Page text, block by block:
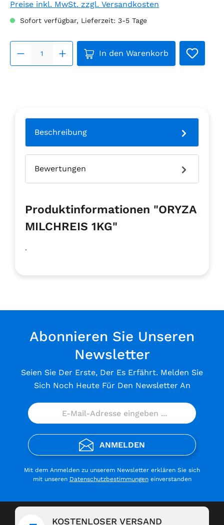
Preise inkl. MwSt. zzgl. Versandkosten
Sofort verfügbar, Lieferzeit: 3-5 Tage
Produkt Anzahl: Gib den
In den Warenkorb
Beschreibung
Bewertungen
Produktinformationen "ORYZA
MILCHREIS 1KG"
.
Abonnieren Sie Unseren
Newsletter
Seien Sie Der Erste, Der Es Erfährt. Melden Sie
Sich Noch Heute Für Den Newsletter An
ANMELDEN
Mit dem Anmelden zu unserem Newsletter erklären Sie sich
mit unseren Datenschutzbestimmungeneinverstanden
KOSTENLOSER VERSAND